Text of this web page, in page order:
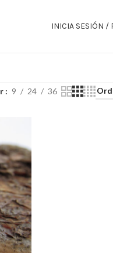
INICIA SESIÓN /
9 24 36